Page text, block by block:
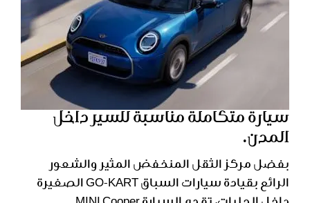
سيارة متكاملة مناسبة للسير داخل
المدن.
بفضل مركز الثقل المنخفض المثير والشعور
الرائع بقيادة سيارات السباق GO-KART الصغيرة